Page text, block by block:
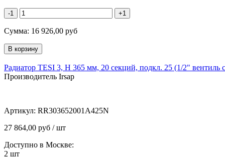
-1 +1
Сумма: 16 926,00 руб
Радиатор TESI 3, H 365 мм, 20 секций, подкл. 25 (1/2" вентиль
Производитель Irsap
Артикул: RR303652001A425N
27 864,00 руб / шт
Доступно в Москве:
2 шт